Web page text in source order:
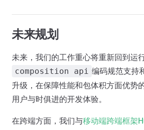
未来规划
未来，我们的工作重心将重新回到运
composition api 编码规范支持
升级，在保障性能和包体积方面优势
用户与时俱进的开发体验。
在跨端方面，我们与移动端跨端框架